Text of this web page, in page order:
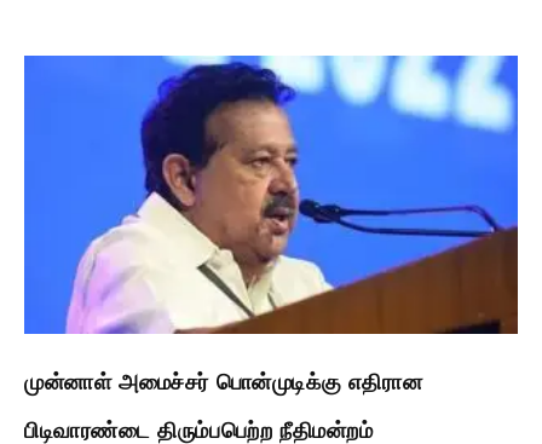
முன்னாள் அமைச்சர் பொன்முடிக்கு எதிரான
பிடிவாரண்டை திரும்பபெற்ற நீதிமன்றம்